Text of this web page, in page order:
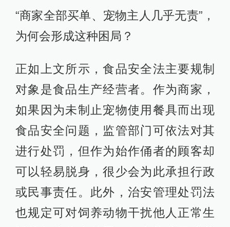
“商家全部买单、宠物主人几乎无责”，
为何会形成这种困局？
正如上文所示，食品安全法主要规制
对象是食品生产经营者。作为商家，
如果因为未制止宠物使用餐具而出现
食品安全问题，监管部门可依法对其
进行处罚，但作为始作俑者的顾客却
可以轻易脱身，很少会为此承担行政
或民事责任。此外，治安管理处罚法
也规定可对饲养动物干扰他人正常生